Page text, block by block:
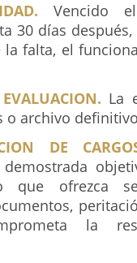
Vencido
30 días
falta, el
La
o archivo
DE
que ofrezca
la